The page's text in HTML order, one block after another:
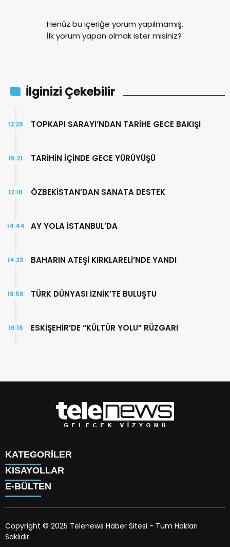
Henüz bu içeriğe yorum yapılmamış.
İlk yorum yapan olmak ister misiniz?
İlginizi Çekebilir
TOPKAPI SARAYI’NDAN TARİHE GECE BAKIŞI
12:28
TARİHİN İÇİNDE GECE YÜRÜYÜŞÜ
15:21
ÖZBEKİSTAN’DAN SANATA DESTEK
12:18
AY YOLA İSTANBUL’DA
14:44
BAHARIN ATEŞİ KIRKLARELİ’NDE YANDI
14:23
TÜRK DÜNYASI İZNİK’TE BULUŞTU
16:56
ESKİŞEHİR’DE “KÜLTÜR YOLU” RÜZGARI
16:16
KATEGORİLER
TÜRK DÜNYASI
SAVUNMA SANAYİİ
KÜLTÜR
SANAT
KISAYOLLAR
KÜNYE
HAKKIMIZDA
HAVA DURUMU
PİYASALAR
E-BÜLTEN
telenews.com.tr
Copyright © 2025 Telenews Haber Sitesi - Tüm Hakları
Saklıdır.